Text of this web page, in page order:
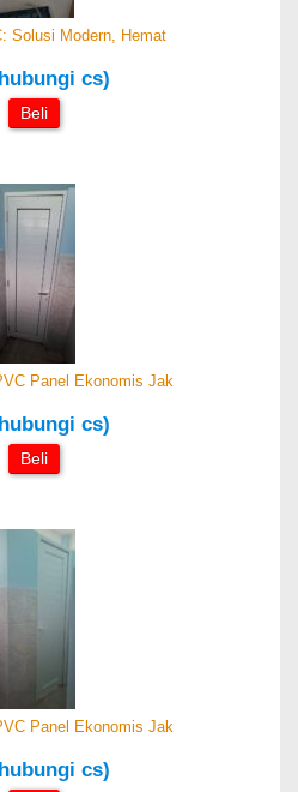
Solusi Modern, Hemat
cs)
Beli
Panel Ekonomis Jak
cs)
Beli
Panel Ekonomis Jak
cs)